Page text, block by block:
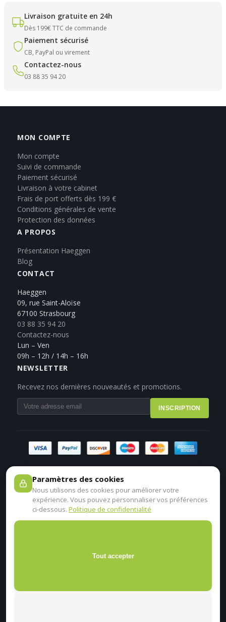
Livraison gratuite en 24h
Dès 199€ TTC de commande
Paiement sécurisé
CB, PayPal ou virement
Contactez-nous
03 88 35 94 20
MON COMPTE
Mon compte
Suivi de commande
Paiement sécurisé
Livraison à votre cabinet
Frais de port offerts dès 199 €
Conditions générales de vente
Protection des données
A PROPOS
Présentation Haeggen
Blog
CONTACT
Haeggen
09, rue Saint-Aloïse
67100 Strasbourg
03 88 35 94 20
Contactez-nous
Lun – Ven
09h – 12h / 14h – 16h
NEWSLETTER
Recevez nos dernières nouveautés et promotions.
INSCRIPTION
Paramètres des cookies
Nous utilisons des cookies pour améliorer votre
expérience. Vous pouvez personnaliser vos préférences
ci-dessous. Politique de confidentialité
Tout accepter